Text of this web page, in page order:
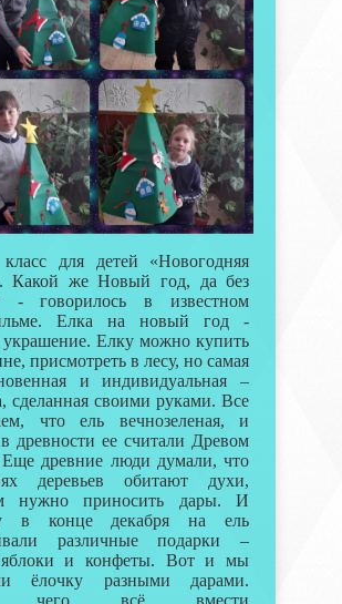
для детей «Новогодняя
Какой же Новый год, да без
- говорилось в известном
Елка на новый год -
украшение. Елку можно купить
присмотреть в лесу, но самая
и индивидуальная –
сделанная своими руками. Все
что ель вечнозеленая, и
древности ее считали Древом
древние люди думали, что
деревьев обитают духи,
нужно приносить дары. И
в конце декабря на ель
различные подарки –
и конфеты. Вот и мы
ёлочку разными дарами.